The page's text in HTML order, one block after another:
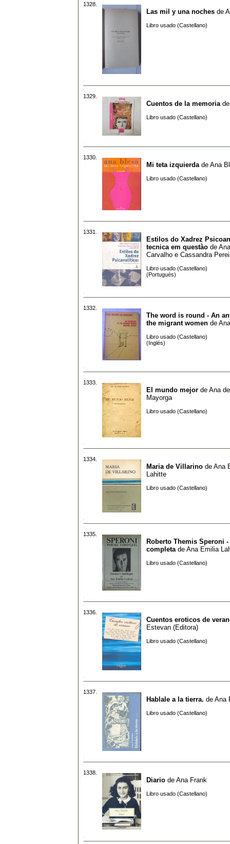
1328.
Las mil y una noches de
Libro usado (Castellano)
1329.
Cuentos de la memoria
Libro usado (Castellano)
1330.
Mi teta izquierda de Ana
Libro usado (Castellano)
1331.
Estilos do Xadrez
tecnica em questào de
Carvalho e Cassandra
Libro usado (Castellano)
(Portugués)
1332.
The word is round - An
the migrant women de
Libro usado (Castellano)
(Inglés)
1333.
El mundo mejor de Ana
Mayorga
Libro usado (Castellano)
1334.
Maria de Villarino de Ana
Lahitte
Libro usado (Castellano)
1335.
Roberto Themis Speroni
completa de Ana Emilia
Libro usado (Castellano)
1336.
Cuentos eroticos de
Estevan (Editora)
Libro usado (Castellano)
1337.
Hablale a la tierra. de Ana
Libro usado (Castellano)
1338.
Diario de Ana Frank
Libro usado (Castellano)